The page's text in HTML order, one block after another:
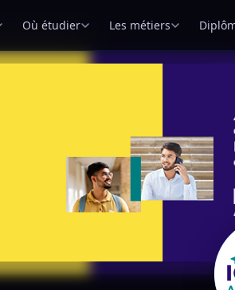
Où étudier Les métiers